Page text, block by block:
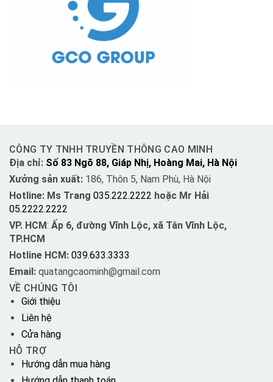
CÔNG TY TNHH TRUYỀN THÔNG CAO MINH
Địa chỉ: Số 83 Ngõ 88, Giáp Nhị, Hoàng Mai, Hà Nội
Xưởng sản xuất: 186, Thôn 5, Nam Phù, Hà Nội
Hotline: Ms Trang 035.222.2222 hoặc Mr Hải
05.2222.2222
VP. HCM: Ấp 6, đường Vĩnh Lộc, xã Tân Vĩnh Lộc,
TP.HCM
Hotline HCM: 039.633.3333
Email: quatangcaominh@gmail.com
VỀ CHÚNG TÔI
Giới thiệu
Liên hệ
Cửa hàng
HỖ TRỢ
Hướng dẫn mua hàng